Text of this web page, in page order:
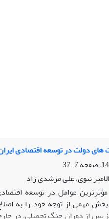
اقتصادی ایران(1392-1368) بر اساس اقتصاد
7-37
نبوی، علی مرشدی زاد
مؤثرترین عوامل در توسعه
مهمی از توجه خود را به
پس از دوران جنگ تحمیلی، در